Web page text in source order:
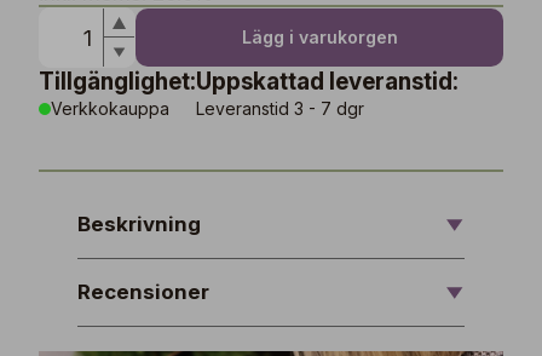
Lägg i varukorgen
Tillgänglighet:
Verkkokauppa
Uppskattad leveranstid:
Leveranstid 3 - 7 dgr
Beskrivning
Recensioner